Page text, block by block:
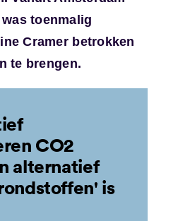
toenmalig
Cramer betrokken
te brengen.
CO2
alternatief
is